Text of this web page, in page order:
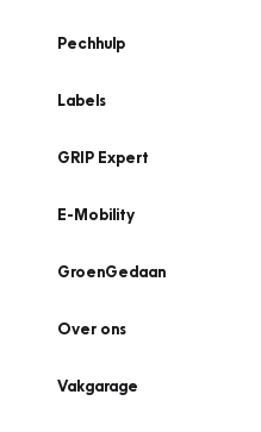
Pechhulp
Labels
GRIP Expert
E-Mobility
GroenGedaan
Over ons
Vakgarage